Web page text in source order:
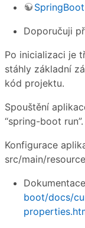
Doporučuji
Po inicializaci je
stáhly základní
kód projektu.
Spouštění
“spring-boot run”.
Konfigurace
src/main/
boot/docs/